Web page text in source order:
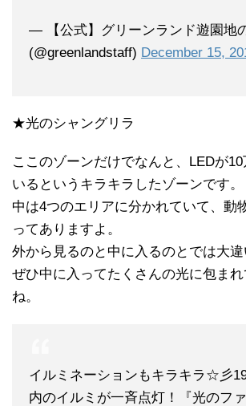
— 【公式】グリーンランド遊園地
(@greenlandstaff) December 15,
★光のシャングリラ
ここのゾーンだけでなんと、LEDが
いるというキラキラしたゾーンです。
中は4つのエリアに分かれていて、動
ってありますよ。
外から見るのと中に入るのとでは大
ぜひ中に入ってたくさんの光に包ま
ね。
イルミネーションもキラキラ☆彡
内のイルミが一斉点灯！『光のフ